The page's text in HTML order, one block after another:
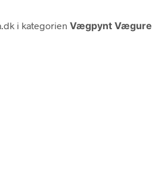
i kategorien Vægpynt Vægure